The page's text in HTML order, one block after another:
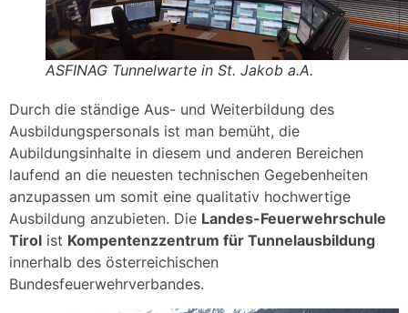
ASFINAG Tunnelwarte in St. Jakob a.A.
Durch die ständige Aus- und Weiterbildung des
Ausbildungspersonals ist man bemüht, die
Aubildungsinhalte in diesem und anderen Bereichen
laufend an die neuesten technischen Gegebenheiten
anzupassen um somit eine qualitativ hochwertige
Ausbildung anzubieten. Die Landes-Feuerwehrschule
Tirol ist Kompentenzzentrum für Tunnelausbildung
innerhalb des österreichischen
Bundesfeuerwehrverbandes.